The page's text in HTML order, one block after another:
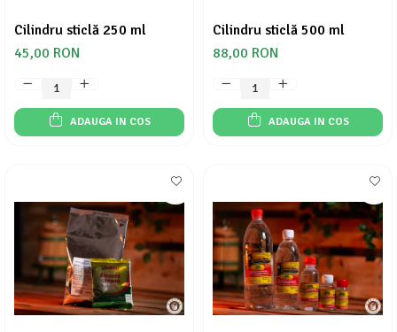
Cilindru sticlă 250 ml
45,00 RON
ADAUGA IN COS
Cilindru sticlă 500 ml
88,00 RON
ADAUGA IN COS